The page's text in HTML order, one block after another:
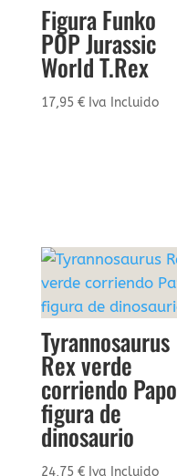
Figura Funko
POP Jurassic
World T.Rex
17,95 € Iva Incluido
Tyrannosaurus
Rex verde
corriendo Papo
figura de
dinosaurio
24,75 € Iva Incluido